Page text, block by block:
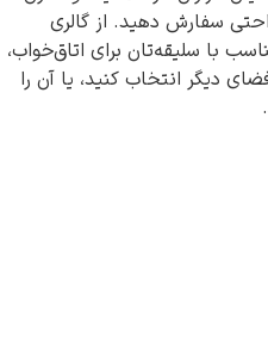
دهید. از گالری
برای اتاق‌خواب،
کنید، یا آن را